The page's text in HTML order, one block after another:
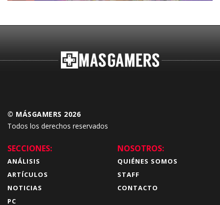
© MÁSGAMERS 2026
Todos los derechos reservados
SECCIONES:
ANÁLISIS
ARTÍCULOS
NOTICIAS
PC
NOSOTROS:
QUIÉNES SOMOS
STAFF
CONTACTO